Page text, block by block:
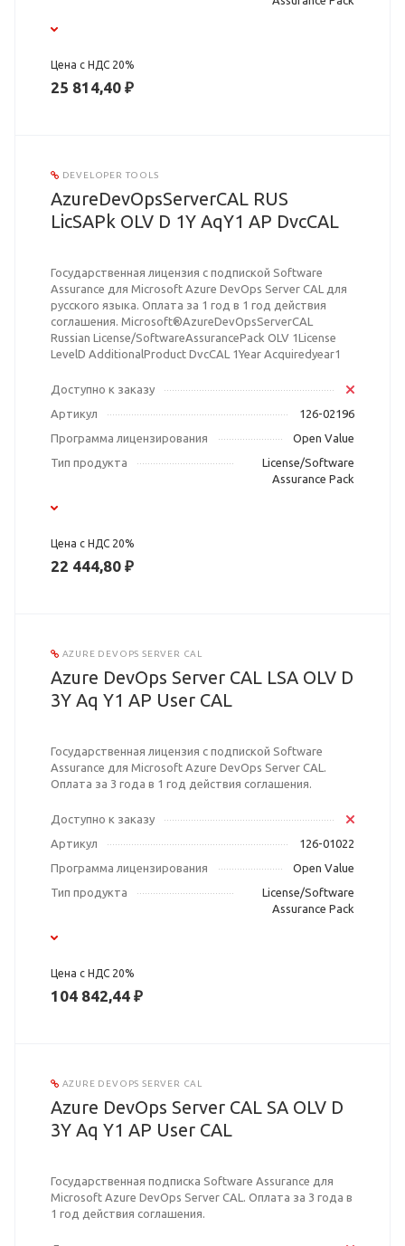
Цена с НДС 20%
25 814,40 ₽
DEVELOPER TOOLS
AzureDevOpsServerCAL RUS
LicSAPk OLV D 1Y AqY1 AP DvcCAL
Государственная лицензия с подпиской Software
Assurance для Microsoft Azure DevOps Server CAL для
русского языка. Оплата за 1 год в 1 год действия
соглашения. Microsoft®AzureDevOpsServerCAL
Russian License/SoftwareAssurancePack OLV 1License
LevelD AdditionalProduct DvcCAL 1Year Acquiredyear1
Доступно к заказу
Артикул
126-02196
Программа лицензирования
Open Value
Тип продукта
License/Software
Assurance Pack
Цена с НДС 20%
22 444,80 ₽
AZURE DEVOPS SERVER CAL
Azure DevOps Server CAL LSA OLV D
3Y Aq Y1 AP User CAL
Государственная лицензия с подпиской Software
Assurance для Microsoft Azure DevOps Server CAL.
Оплата за 3 года в 1 год действия соглашения.
Доступно к заказу
Артикул
126-01022
Программа лицензирования
Open Value
Тип продукта
License/Software
Assurance Pack
Цена с НДС 20%
104 842,44 ₽
AZURE DEVOPS SERVER CAL
Azure DevOps Server CAL SA OLV D
3Y Aq Y1 AP User CAL
Государственная подписка Software Assurance для
Microsoft Azure DevOps Server CAL. Оплата за 3 года в
1 год действия соглашения.